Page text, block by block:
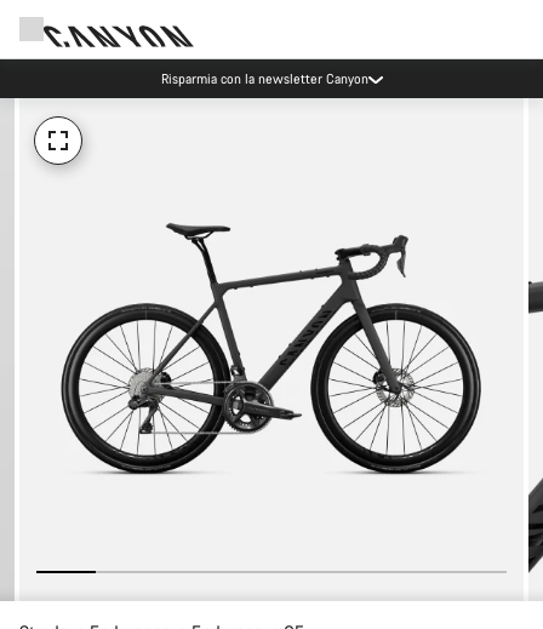
Risparmia con la newsletter Canyon